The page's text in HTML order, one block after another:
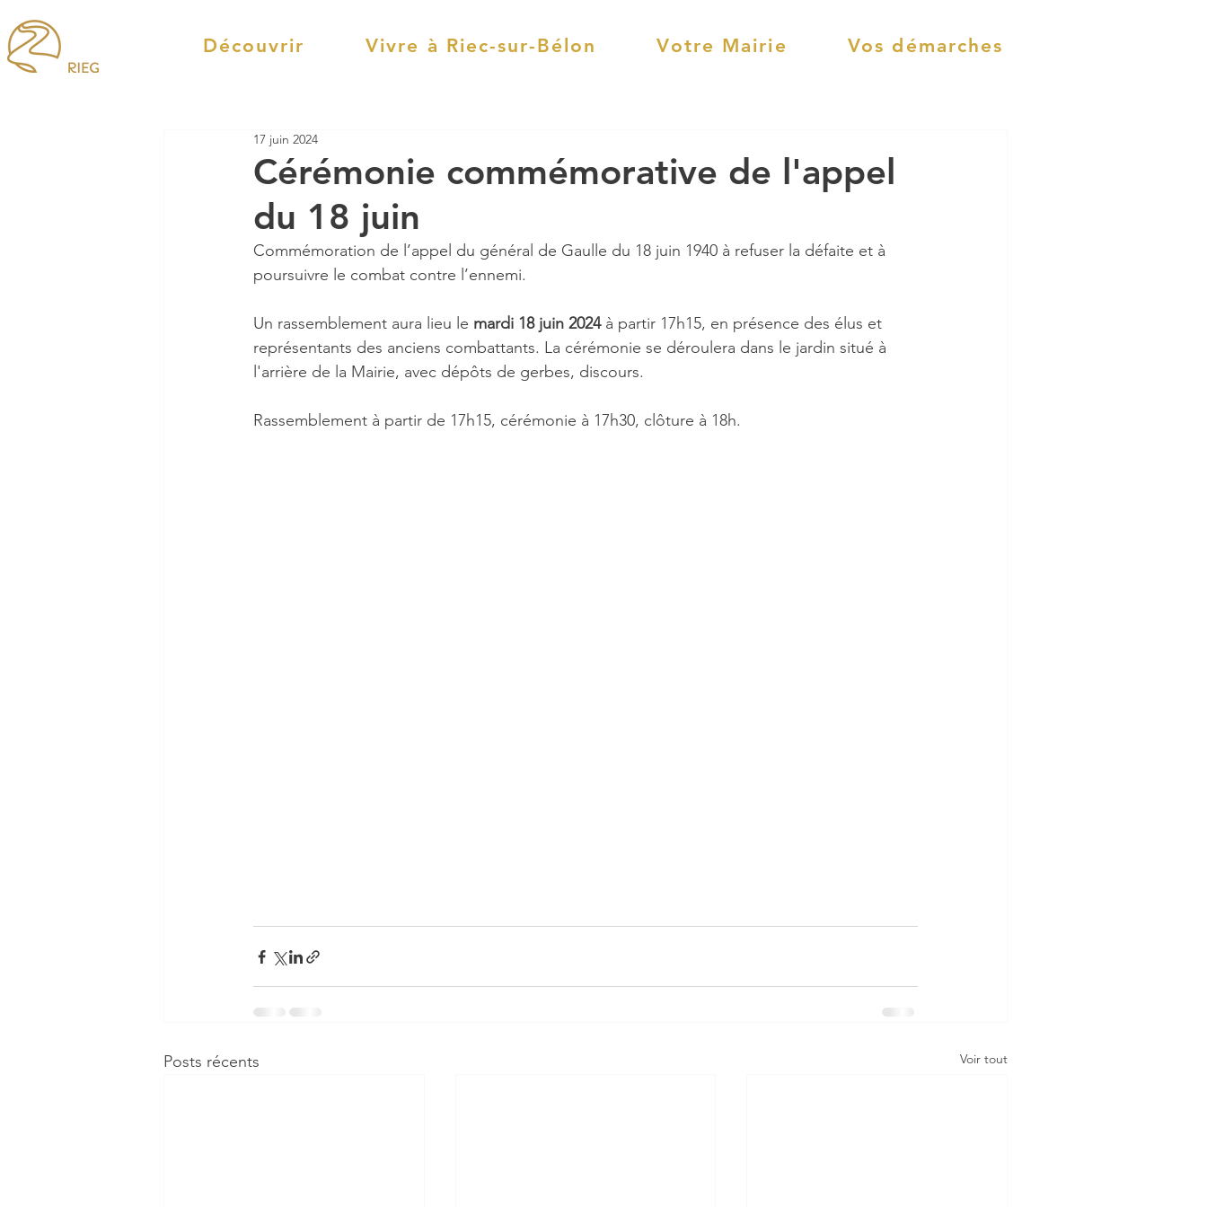
Découvrir Vivre à Riec-sur-Bélon Votre Mairie Vos démarches
Cérémonie commémorative de l'appel
du 18 juin
17 juin 2024
Commémoration de l’appel du général de Gaulle du 18 juin 1940 à refuser la défaite et à
poursuivre le combat contre l’ennemi.
Un rassemblement aura lieu le mardi 18 juin 2024 à partir 17h15, en présence des élus et
représentants des anciens combattants. La cérémonie se déroulera dans le jardin situé à
l'arrière de la Mairie, avec dépôts de gerbes, discours.
Rassemblement à partir de 17h15, cérémonie à 17h30, clôture à 18h.
Posts récents Voir tout